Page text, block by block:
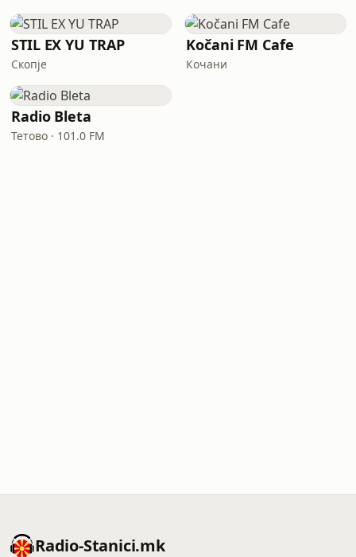
STIL EX YU TRAP
Скопје
Kočani FM Cafe
Кочани
Radio Bleta
Тетово · 101.0 FM
Radio-Stanici.mk